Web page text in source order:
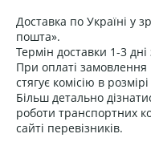
Доставка по Україні у
пошта».
Термін доставки 1-3
При оплаті
стягує комісію в
Більш детально
роботи транспортних
сайті перевізників.